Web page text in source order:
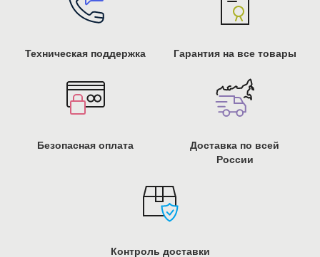
Техническая поддержка Гарантия на все товары
Безопасная оплата
Доставка по всей
России
Контроль доставки